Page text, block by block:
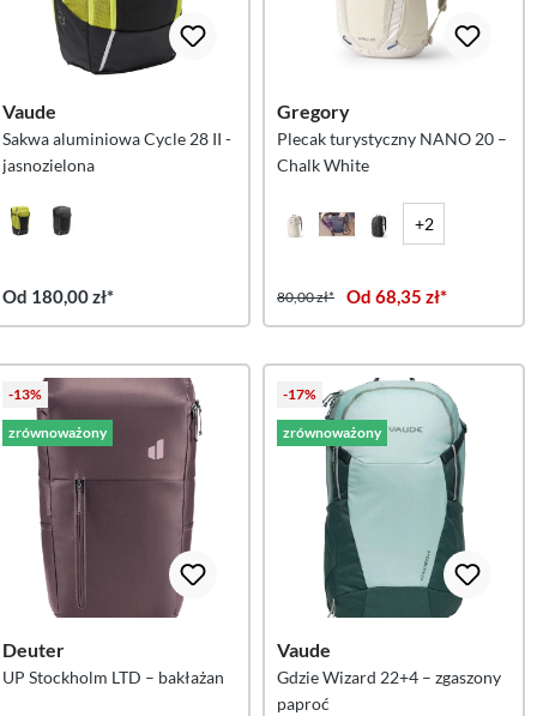
Vaude
Sakwa aluminiowa Cycle 28 II -
jasnozielona
Od 180,00 zł*
Gregory
Plecak turystyczny NANO 20 –
Chalk White
+2
80,00 zł* Od 68,35 zł*
-13%
zrównoważony
Deuter
UP Stockholm LTD – bakłażan
-17%
zrównoważony
Vaude
Gdzie Wizard 22+4 – zgaszony
paproć